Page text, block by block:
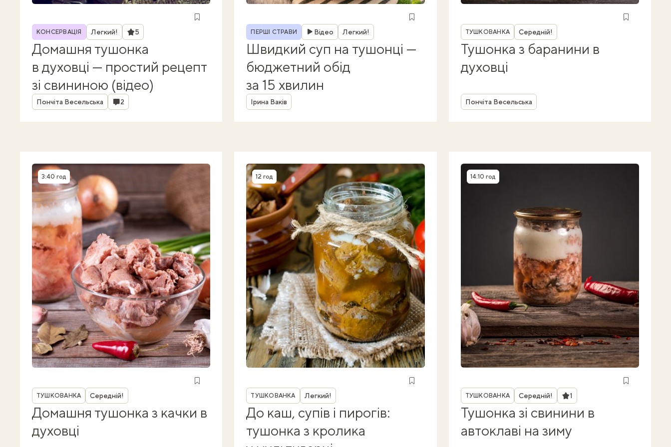
Рубрика
КОНСЕРВАЦІЯ Легкий! Рейтинг
5
Домашня тушонка
в духовці — простий рецепт
зі свининою (відео)
Автор
Пончіта Весельська Коментарі
2
Рубрика
ПЕРШІ СТРАВИ Відео Легкий!
Швидкий суп на тушонці —
бюджетний обід
за 15 хвилин
Автор
Ірина Ваків
Рубрика
ТУШКОВАНКА Середній!
Тушонка з баранини в
духовці
Автор
Пончіта Весельська
Час приготування
3:40 год
Рубрика
ТУШКОВАНКА Середній!
Домашня тушонка з качки в
духовці
Час приготування
12 год
Рубрика
ТУШКОВАНКА Легкий!
До каш, супів і пирогів:
тушонка з кролика
Час приготування
14:10 год
Рубрика
ТУШКОВАНКА Середній! Рейтинг
1
Тушонка зі свинини в
автоклаві на зиму